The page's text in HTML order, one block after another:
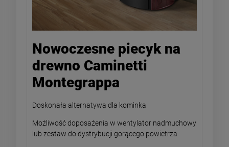
Nowoczesne piecyk na
drewno Caminetti
Montegrappa
Doskonała alternatywa dla kominka
Możliwość doposażenia w wentylator nadmuchowy
lub zestaw do dystrybucji gorącego powietrza